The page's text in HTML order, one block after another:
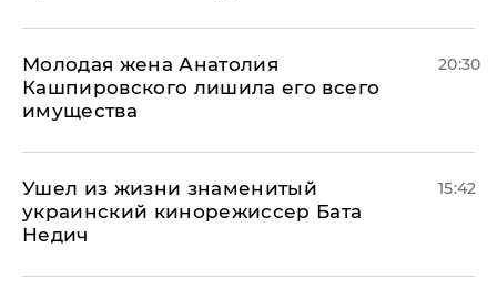
Молодая жена Анатолия
Кашпировского лишила его всего
имущества
20:30
Ушел из жизни знаменитый
украинский кинорежиссер Бата
Недич
15:42